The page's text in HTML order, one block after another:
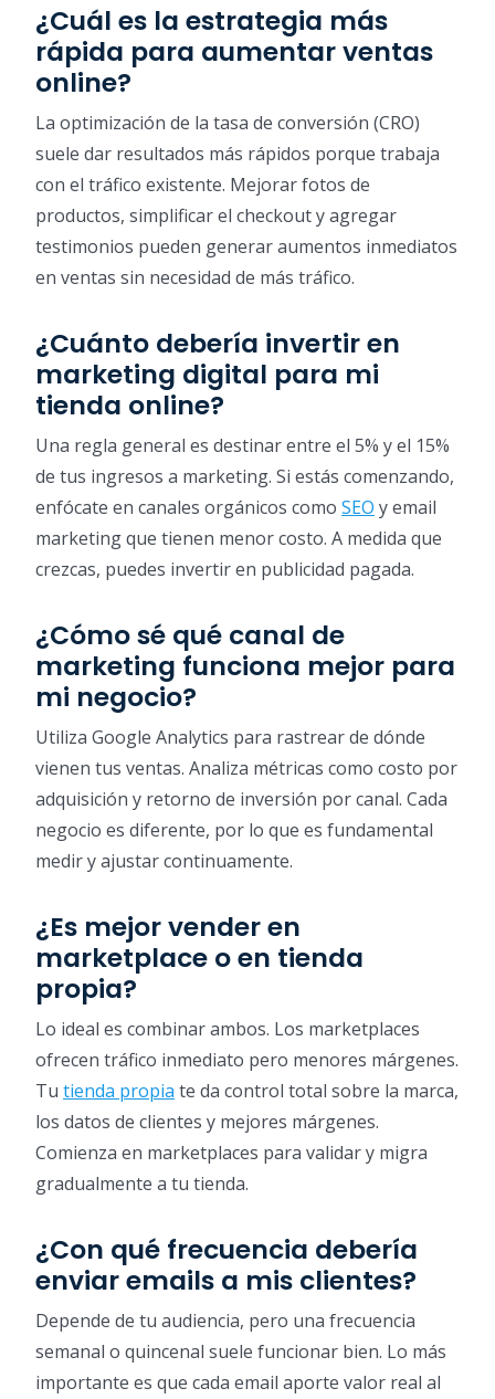
¿Cuál es la estrategia más
rápida para aumentar ventas
online?
La optimización de la tasa de conversión (CRO)
suele dar resultados más rápidos porque trabaja
con el tráfico existente. Mejorar fotos de
productos, simplificar el checkout y agregar
testimonios pueden generar aumentos inmediatos
en ventas sin necesidad de más tráfico.
¿Cuánto debería invertir en
marketing digital para mi
tienda online?
Una regla general es destinar entre el 5% y el 15%
de tus ingresos a marketing. Si estás comenzando,
enfócate en canales orgánicos como SEO y email
marketing que tienen menor costo. A medida que
crezcas, puedes invertir en publicidad pagada.
¿Cómo sé qué canal de
marketing funciona mejor para
mi negocio?
Utiliza Google Analytics para rastrear de dónde
vienen tus ventas. Analiza métricas como costo por
adquisición y retorno de inversión por canal. Cada
negocio es diferente, por lo que es fundamental
medir y ajustar continuamente.
¿Es mejor vender en
marketplace o en tienda
propia?
Lo ideal es combinar ambos. Los marketplaces
ofrecen tráfico inmediato pero menores márgenes.
Tu tienda propia te da control total sobre la marca,
los datos de clientes y mejores márgenes.
Comienza en marketplaces para validar y migra
gradualmente a tu tienda.
¿Con qué frecuencia debería
enviar emails a mis clientes?
Depende de tu audiencia, pero una frecuencia
semanal o quincenal suele funcionar bien. Lo más
importante es que cada email aporte valor real al